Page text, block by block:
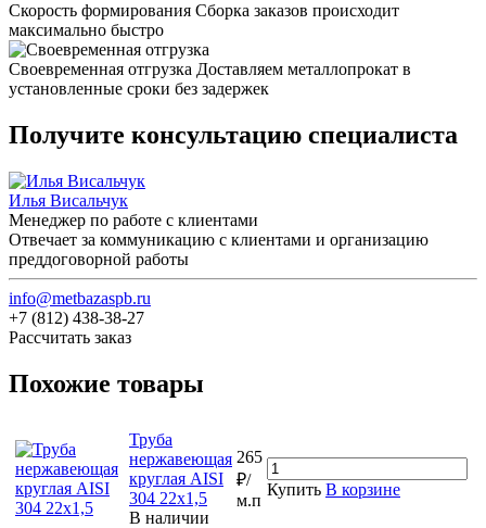
Скорость формирования Сборка заказов происходит
максимально быстро
Своевременная отгрузка Доставляем металлопрокат в
установленные сроки без задержек
Получите консультацию специалиста
Илья Висальчук
Менеджер по работе с клиентами
Отвечает за коммуникацию с клиентами и организацию
преддоговорной работы
info@metbazaspb.ru
+7 (812) 438-38-27
Рассчитать заказ
Похожие товары
Труба
нержавеющая
круглая AISI
304 22х1,5
В наличии
265
₽/
м.п
Купить В корзине